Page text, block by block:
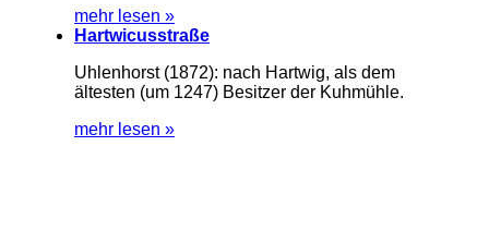
mehr lesen »
Hartwicusstraße
Uhlenhorst (1872): nach Hartwig, als dem
ältesten (um 1247) Besitzer der Kuhmühle.
mehr lesen »